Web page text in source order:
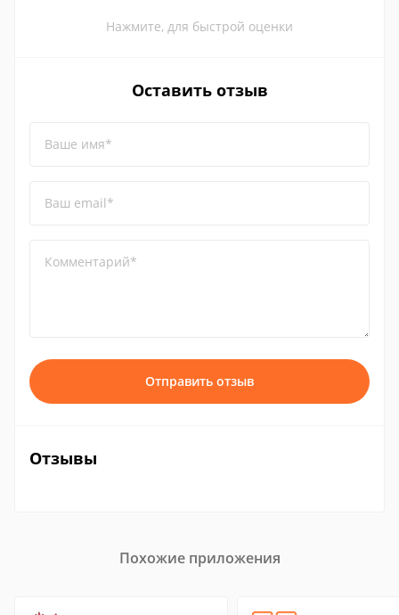
Нажмите, для быстрой оценки
Оставить отзыв
Ваше имя*
Ваш email*
Комментарий*
Отправить отзыв
Отзывы
Похожие приложения